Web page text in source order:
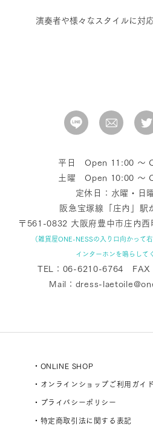
演奏者や様々なスタイルに対
平日 Open 11:00 〜
土曜 Open 10:00 〜
定休日：水曜・日
阪急宝塚線「庄内」駅
〒561-0832 大阪府豊中市庄内
（雑貨屋ONE-NESSの入り口向かって
インターホンを鳴らして
TEL： 06-6210-6764 FAX
Mail： dress-
・ONLINE SHOP
・オンラインショップご利用ガイド
・プライバシーポリシー
・特定商取引法に関する表記